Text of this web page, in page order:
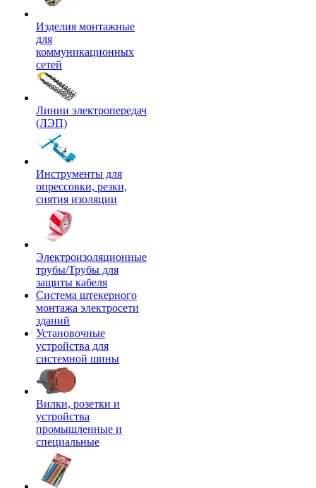
Изделия монтажные
для
коммуникационных
сетей
Линии электропередач
(ЛЭП)
Инструменты для
опрессовки, резки,
снятия изоляции
Электроизоляционные
трубы/Трубы для
защиты кабеля
Система штекерного
монтажа электросети
зданий
Установочные
устройства для
системной шины
Вилки, розетки и
устройства
промышленные и
специальные